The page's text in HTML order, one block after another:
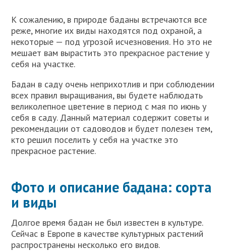
К сожалению, в природе баданы встречаются все
реже, многие их виды находятся под охраной, а
некоторые — под угрозой исчезновения. Но это не
мешает вам вырастить это прекрасное растение у
себя на участке.
Бадан в саду очень неприхотлив и при соблюдении
всех правил выращивания, вы будете наблюдать
великолепное цветение в период с мая по июнь у
себя в саду. Данный материал содержит советы и
рекомендации от садоводов и будет полезен тем,
кто решил поселить у себя на участке это
прекрасное растение.
Фото и описание бадана: сорта
и виды
Долгое время бадан не был известен в культуре.
Сейчас в Европе в качестве культурных растений
распространены несколько его видов.